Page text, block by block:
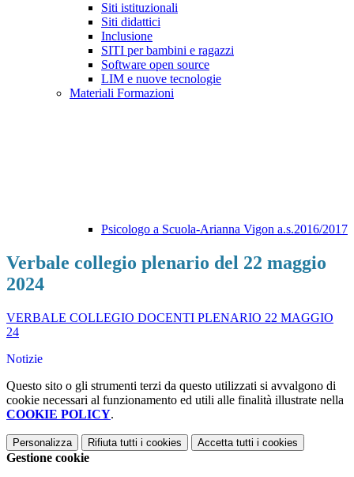
Siti istituzionali
Siti didattici
Inclusione
SITI per bambini e ragazzi
Software open source
LIM e nuove tecnologie
Materiali Formazioni
Psicologo a Scuola-Arianna Vigon a.s.2016/2017
Verbale collegio plenario del 22 maggio
2024
VERBALE COLLEGIO DOCENTI PLENARIO 22 MAGGIO
24
Notizie
Questo sito o gli strumenti terzi da questo utilizzati si avvalgono di
cookie necessari al funzionamento ed utili alle finalità illustrate nella
COOKIE POLICY.
Personalizza Rifiuta tutti i cookies Accetta tutti i cookies
Gestione cookie